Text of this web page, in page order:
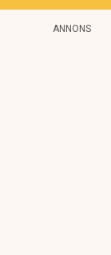
ANNONS